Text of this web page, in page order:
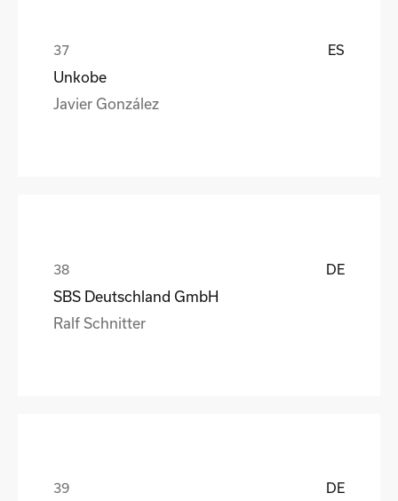
ES
Unkobe
Javier González
DE
SBS Deutschland GmbH
Ralf Schnitter
DE